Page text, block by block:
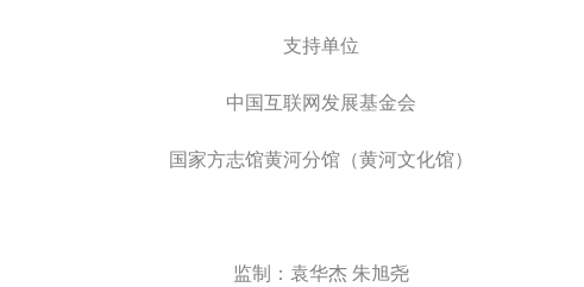
支持单位
中国互联网发展基金会
国家方志馆黄河分馆（黄河文化馆）
监制：袁华杰 朱旭尧